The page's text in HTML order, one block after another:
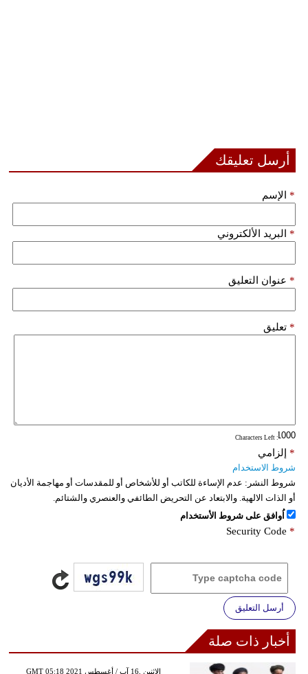
أرسل تعليقك
الإسم *
البريد الألكتروني *
عنوان التعليق *
تعليق *
: Characters Left
إلزامي *
شروط الاستخدام
شروط النشر: عدم الإساءة للكاتب أو للأشخاص أو للمقدسات أو مهاجمة الأديان
أو الذات الالهية. والابتعاد عن التحريض الطائفي والعنصري والشتائم.
اُوافق على شروط الأستخدام
Security Code *
أرسل التعليق
أخبار ذات صلة
GMT 05:18 2021 الإثنين ,16 آب / أغسطس